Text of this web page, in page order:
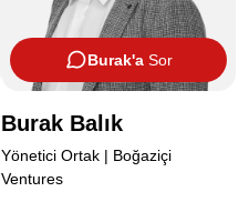
Burak'aSor
Burak Balık
Yönetici Ortak | Boğaziçi
Ventures